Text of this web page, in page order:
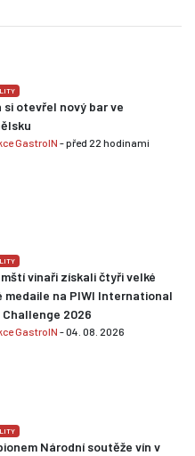
si otevřel nový bar ve
GastroIN - před 22 hodinami
vinaři získali čtyři velké
medaile na PIWI International
Challenge 2026
GastroIN - 04. 08. 2026
Národní soutěže vín v